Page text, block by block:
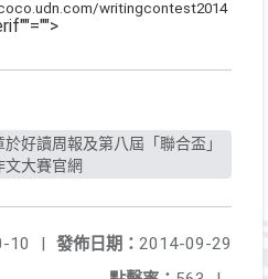
writingcontest2014
文大賽官網
發佈日期： 2014-09-29
10
|